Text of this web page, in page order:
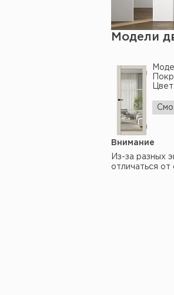
Модели
Цвет:
Внимание
Из-за разных
отличаться от